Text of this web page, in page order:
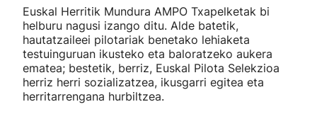
Euskal Herritik Mundura AMPO Txapelketak bi
helburu nagusi izango ditu. Alde batetik,
hautatzaileei pilotariak benetako lehiaketa
testuinguruan ikusteko eta baloratzeko aukera
ematea; bestetik, berriz, Euskal Pilota Selekzioa
herriz herri sozializatzea, ikusgarri egitea eta
herritarrengana hurbiltzea.